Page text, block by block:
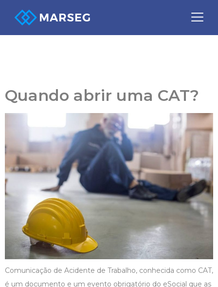
Quando abrir uma CAT?
Comunicação de Acidente de Trabalho, conhecida como CAT,
é um documento e um evento obrigatório do eSocial que as